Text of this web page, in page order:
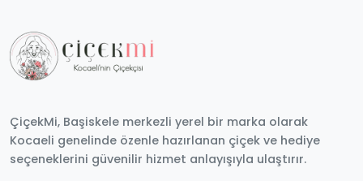
ÇiçekMi, Başiskele merkezli yerel bir marka olarak
Kocaeli genelinde özenle hazırlanan çiçek ve hediye
seçeneklerini güvenilir hizmet anlayışıyla ulaştırır.